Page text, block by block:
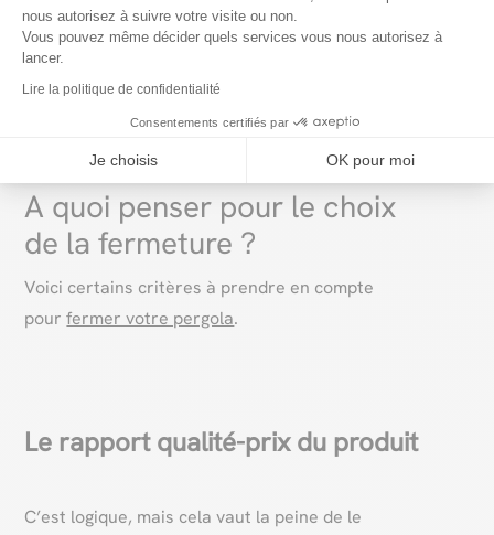
nous autorisez à suivre votre visite ou non.
Vous pouvez même décider quels services vous nous autorisez à
lancer.
Lire la politique de confidentialité
Consentements certifiés par
Je choisis OK pour moi
Parcourez nos baies vitrées pour
pergolas
A quoi penser pour le choix
de la fermeture ?
Voici certains critères à prendre en compte
pourfermer votre pergola.
Le rapport qualité-prix du produit
C’est logique, mais cela vaut la peine de le